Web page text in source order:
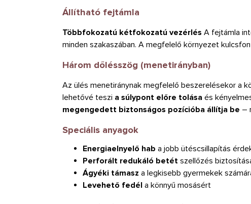
Állítható fejtámla
Többfokozatú kétfokozatú vezérlés A fejtámla
minden szakaszában. A megfelelő környezet
Három dőlésszög (menetirányban)
Az ülés menetiránynak megfelelő beszerelésekor a
lehetővé teszi a súlypont előre tolása és
megengedett biztonságos pozícióba állítja be –
Speciális anyagok
Energiaelnyelő hab a jobb ütéscsillapítás
Perforált redukáló betét szellőzés
Ágyéki támasz a legkisebb gyermekek
Levehető fedél a könnyű mosásért